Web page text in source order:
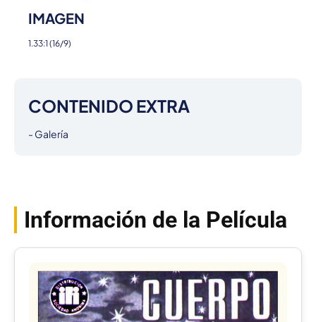
IMAGEN
1.33:1 (16/9)
CONTENIDO EXTRA
- Galería
Información de la Película